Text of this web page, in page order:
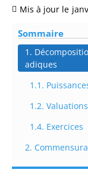
Mis à jour le
Sommaire
1.
adiques
1.1.
1.2.
1.4. Exercices
2.